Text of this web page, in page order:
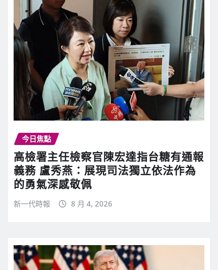
今日焦點
高檢署主任檢察官陳宏達指台糖有通報
義務 盧秀燕：展現司法獨立依法作為
的勇氣深感敬佩
新一代時報 8 月 4, 2026